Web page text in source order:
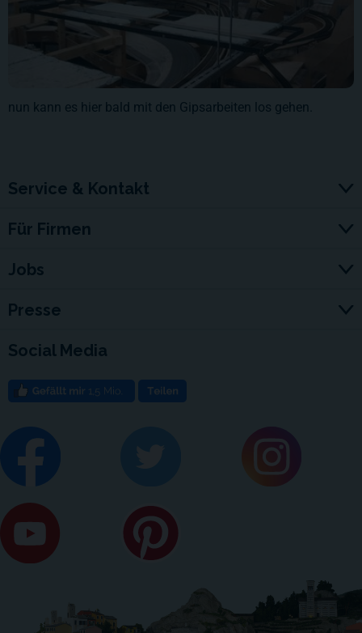
nun kann es hier bald mit den Gipsarbeiten los gehen.
Service & Kontakt
Für Firmen
Jobs
Presse
Social Media